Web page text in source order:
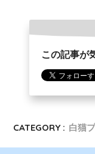
この記事が
CATEGORY : 白猫